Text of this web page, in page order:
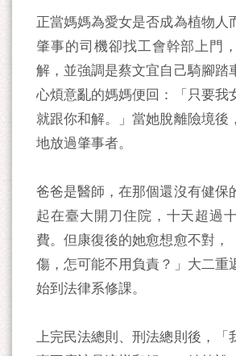
正當媽媽為愛女是否成為植物人
肇事的司機卻找工會幹部上門
解，並強調是蔡文宜自己騎腳踏
心煩意亂的媽媽便回：「只要我
就跟你和解。」當她脫離險境後
地放過肇事者。
爸爸是醫師，在那個還沒有健保
起在臺大開刀住院，十天超過
費。但康復後的她愈想愈不對，
傷，怎可能不用負責？」大二重
始到法律系修課。
上完民法總則、刑法總則後，「